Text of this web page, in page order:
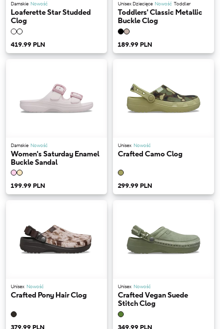
Damskie Nowość
Loaferette Star Studded
Clog
419.99 PLN
Unisex Dziecięce Nowość Toddler
Toddlers' Classic Metallic
Buckle Clog
189.99 PLN
Damskie Nowość
Women's Saturday Enamel
Buckle Sandal
199.99 PLN
Unisex Nowość
Crafted Camo Clog
299.99 PLN
Unisex Nowość
Crafted Pony Hair Clog
379.99 PLN
Unisex Nowość
Crafted Vegan Suede
Stitch Clog
349.99 PLN